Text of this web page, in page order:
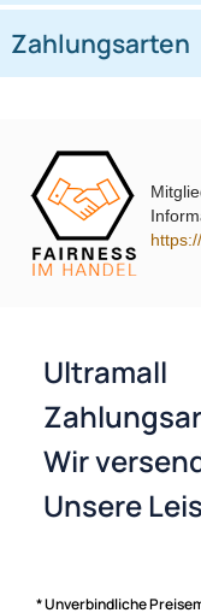
DM2 2012 Piano Lack mit
((0))
UVP 69,99 € *62,99 €
passende
History
* Unverbindliche